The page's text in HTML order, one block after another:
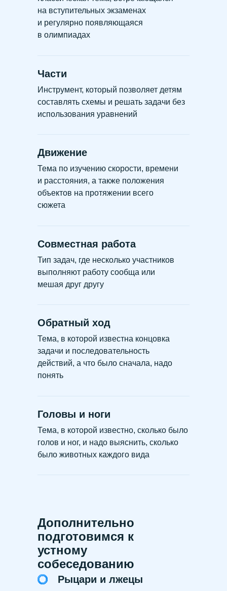
на вступительных экзаменах
и регулярно появляющаяся
в олимпиадах
Инструмент, который позволяет детям
составлять схемы и решать задачи без
использования уравнений
Части
Тема по изучению скорости, времени
и расстояния, а также положения
объектов на протяжении всего
сюжета
Движение
Тип задач, где несколько участников
выполняют работу сообща или
мешая друг другу
Совместная работа
Тема, в которой известна концовка
задачи и последовательность
действий, а что было сначала, надо
понять
Обратный ход
Тема, в которой известно, сколько было
голов и ног, и надо выяснить, сколько
было животных каждого вида
Головы и ноги
Дополнительно
подготовимся к
устному
собеседованию
Рыцари и лжецы